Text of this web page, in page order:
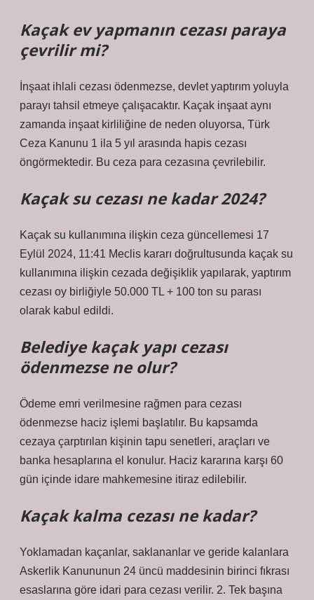
Kaçak ev yapmanın cezası paraya
çevrilir mi?
İnşaat ihlali cezası ödenmezse, devlet yaptırım yoluyla
parayı tahsil etmeye çalışacaktır. Kaçak inşaat aynı
zamanda inşaat kirliliğine de neden oluyorsa, Türk
Ceza Kanunu 1 ila 5 yıl arasında hapis cezası
öngörmektedir. Bu ceza para cezasına çevrilebilir.
Kaçak su cezası ne kadar 2024?
Kaçak su kullanımına ilişkin ceza güncellemesi 17
Eylül 2024, 11:41 Meclis kararı doğrultusunda kaçak su
kullanımına ilişkin cezada değişiklik yapılarak, yaptırım
cezası oy birliğiyle 50.000 TL + 100 ton su parası
olarak kabul edildi.
Belediye kaçak yapı cezası
ödenmezse ne olur?
Ödeme emri verilmesine rağmen para cezası
ödenmezse haciz işlemi başlatılır. Bu kapsamda
cezaya çarptırılan kişinin tapu senetleri, araçları ve
banka hesaplarına el konulur. Haciz kararına karşı 60
gün içinde idare mahkemesine itiraz edilebilir.
Kaçak kalma cezası ne kadar?
Yoklamadan kaçanlar, saklananlar ve geride kalanlara
Askerlik Kanununun 24 üncü maddesinin birinci fıkrası
esaslarına göre idari para cezası verilir. 2. Tek başına